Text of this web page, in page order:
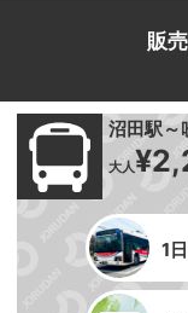
販
沼田駅～
大人
1